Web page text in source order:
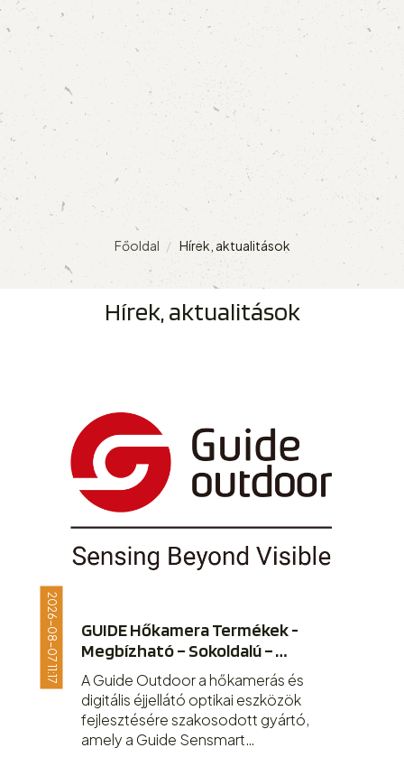
Főoldal Hírek, aktualitások
Hírek, aktualitások
2026-08-07 11:17
GUIDE Hőkamera Termékek -
Megbízható – Sokoldalú –
Részletgazdag képet ad – ez az
APEX VISION!
A Guide Outdoor a hőkamerás és
digitális éjjellátó optikai eszközök
fejlesztésére szakosodott gyártó,
amely a Guide Sensmart